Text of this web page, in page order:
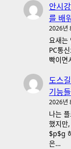
안시
를 배
2026년
요새는
PC통
빡이면
도스
기능
2026년
나는
했지만
$p$g
은…